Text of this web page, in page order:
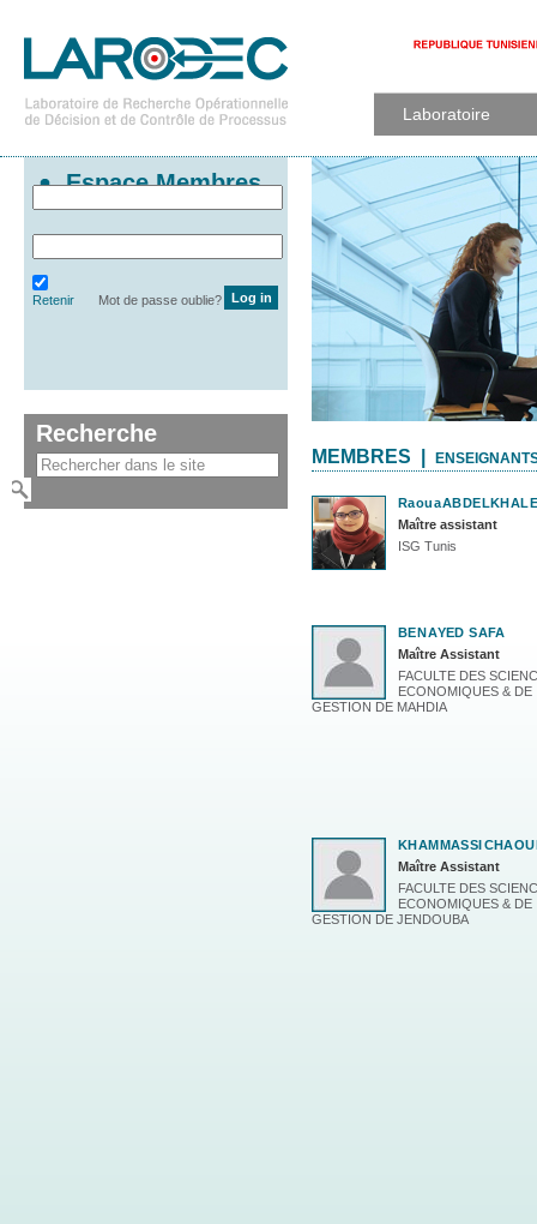
Laboratoire
MEMBRES |
Raoua
Maître assistant
ISG Tunis
BENAYED SAFA
Maître Assistant
FACULTE DES
ECONOMIQUES & DE
GESTION DE MAHDIA
KHAMMASSI
Maître Assistant
FACULTE DES
ECONOMIQUES & DE
GESTION DE JENDOUBA
Espace Membres
Retenir Mot de passe oublie?
Recherche